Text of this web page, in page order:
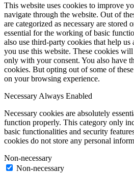
This website uses cookies to improve
navigate through the website. Out of
are categorized as necessary are stored
essential for the working of basic
also use third-party cookies that help
you use this website. These cookies
only with your consent. You also have
cookies. But opting out of some of
on your browsing experience.
Necessary Always Enabled
Necessary cookies are absolutely
function properly. This category only
basic functionalities and security
cookies do not store any personal
Non-necessary
Non-necessary